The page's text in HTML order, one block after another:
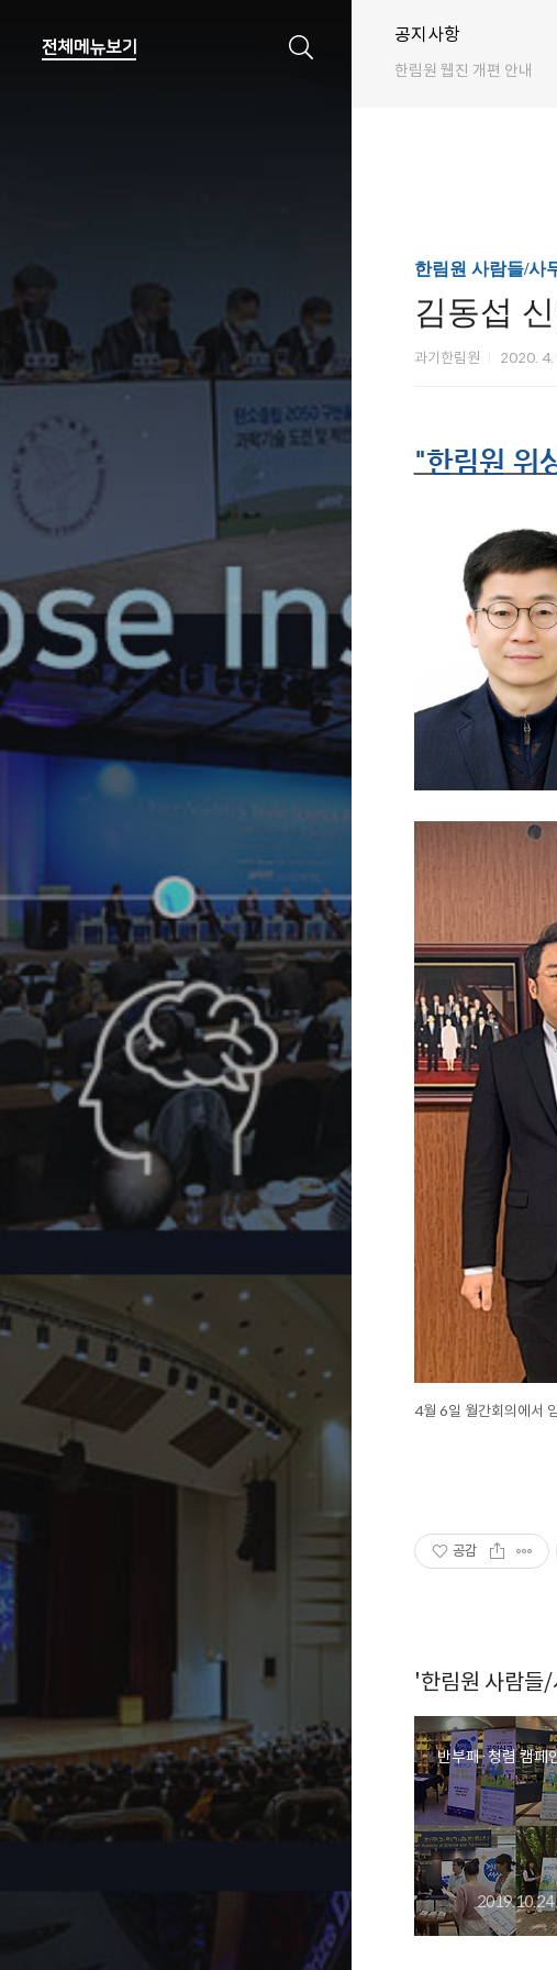
공지사항
한림원 웹진 개편 안내
한림원 사람들/사
김동섭
과기한림원 2020.
"한림원 위
4월 6일 월간회의에서
공감
'한림원 사람들
2019.10.24